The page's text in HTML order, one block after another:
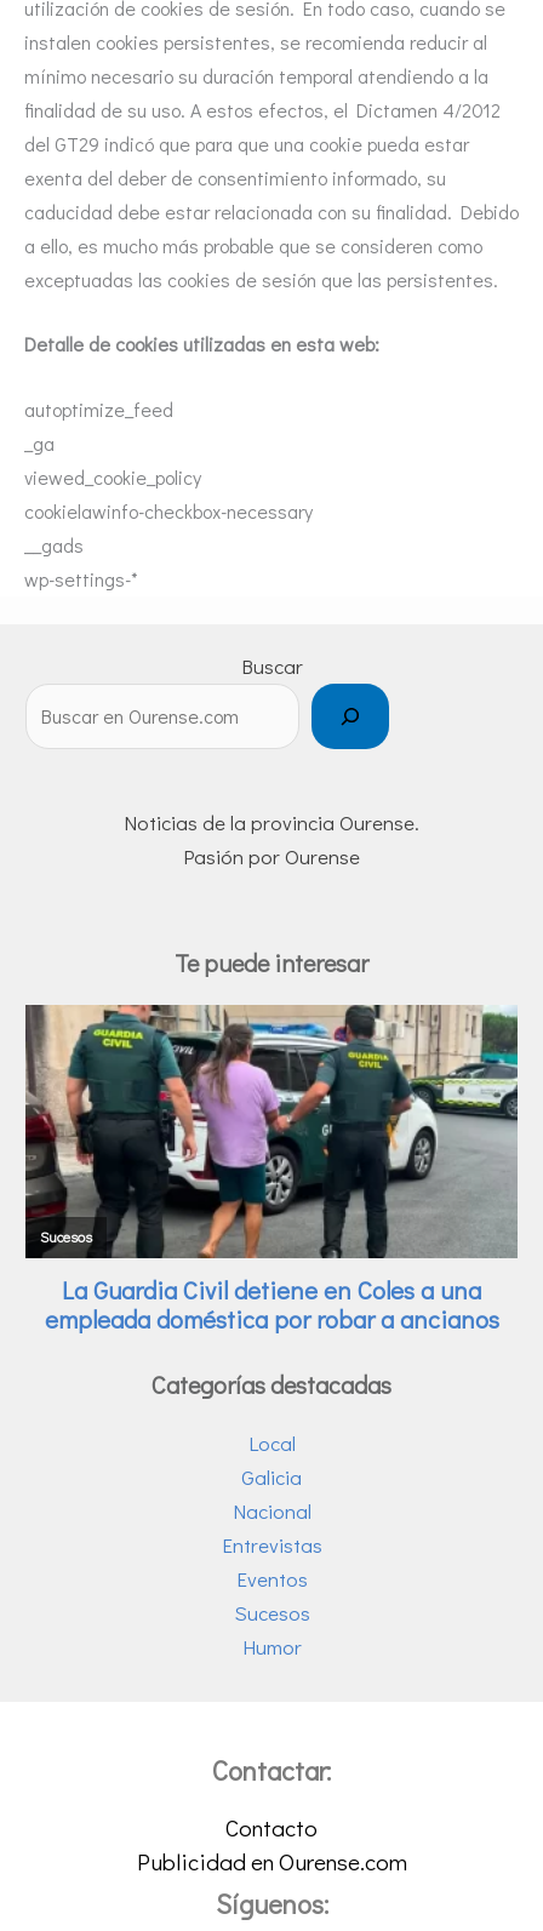
utilización de cookies de sesión. En todo caso, cuando se
instalen cookies persistentes, se recomienda reducir al
mínimo necesario su duración temporal atendiendo a la
finalidad de su uso. A estos efectos, el Dictamen 4/2012
del GT29 indicó que para que una cookie pueda estar
exenta del deber de consentimiento informado, su
caducidad debe estar relacionada con su finalidad. Debido
a ello, es mucho más probable que se consideren como
exceptuadas las cookies de sesión que las persistentes.
Detalle de cookies utilizadas en esta web:
autoptimize_feed
_ga
viewed_cookie_policy
cookielawinfo-checkbox-necessary
__gads
wp-settings-*
Buscar
Noticias de la provincia Ourense.
Pasión por Ourense
Te puede interesar
Categorías destacadas
Local
Galicia
Nacional
Entrevistas
Eventos
Sucesos
Humor
Contactar:
Contacto
Publicidad en Ourense.com
Síguenos: